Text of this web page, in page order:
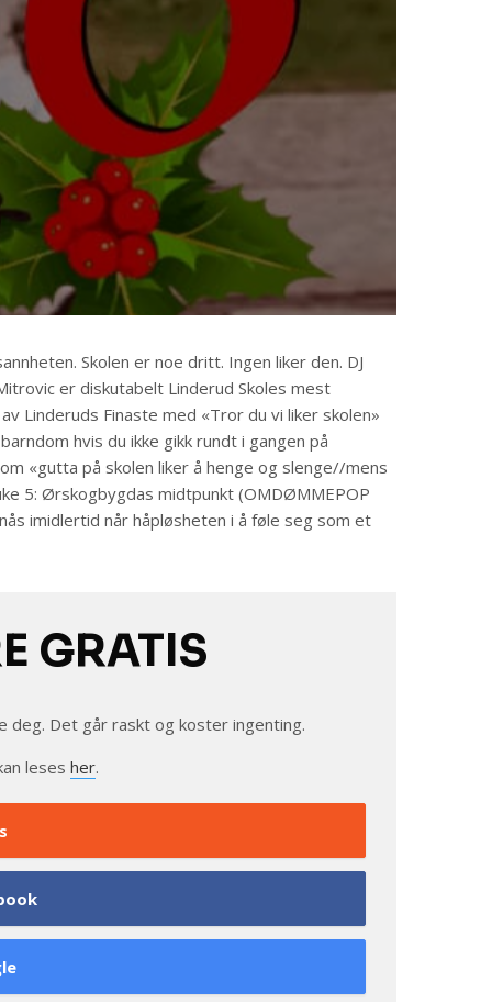
Skolen er noe dritt. Ingen liker den. DJ
er diskutabelt Linderud Skoles mest
Linderuds Finaste med «Tror du vi liker skolen»
hvis du ikke gikk rundt i gangen på
«gutta på skolen liker å henge og slenge//mens
5: Ørskogbygdas midtpunkt (OMDØMMEPOP
imidlertid når håpløsheten i å føle seg som et
GRATIS
deg. Det går raskt og koster ingenting.
leses her.